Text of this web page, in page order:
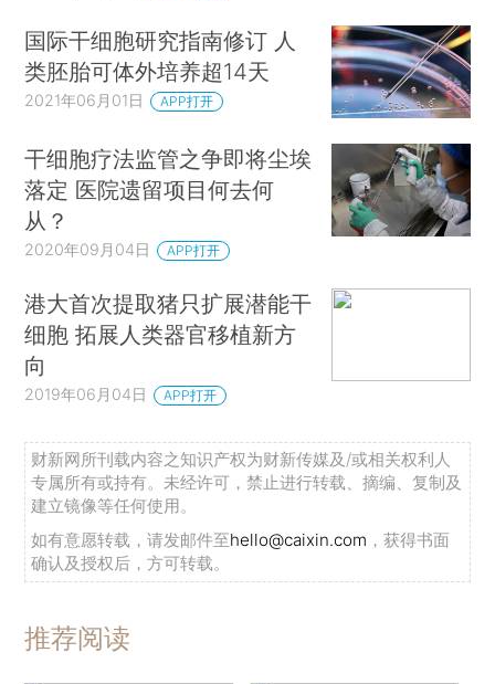
国际干细胞研究指南修订 人
类胚胎可体外培养超14天
2021年06月01日 APP打开
干细胞疗法监管之争即将尘埃
落定 医院遗留项目何去何
从？
2020年09月04日 APP打开
港大首次提取猪只扩展潜能干
细胞 拓展人类器官移植新方
向
2019年06月04日 APP打开
财新网所刊载内容之知识产权为财新传媒及/或相关权利人
专属所有或持有。未经许可，禁止进行转载、摘编、复制及
建立镜像等任何使用。
如有意愿转载，请发邮件至hello@caixin.com ，获得书面
确认及授权后，方可转载。
推荐阅读